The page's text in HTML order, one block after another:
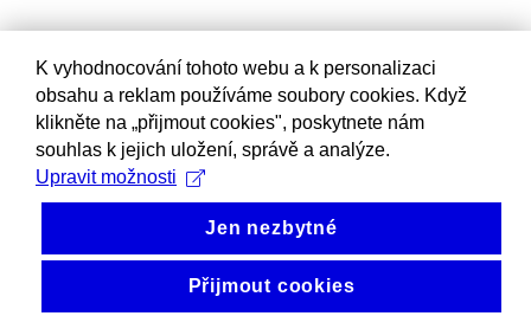
K vyhodnocování tohoto webu a k personalizaci
obsahu a reklam používáme soubory cookies. Když
klikněte na „přijmout cookies", poskytnete nám
souhlas k jejich uložení, správě a analýze.
Upravit možnosti
Jen nezbytné
Přijmout cookies